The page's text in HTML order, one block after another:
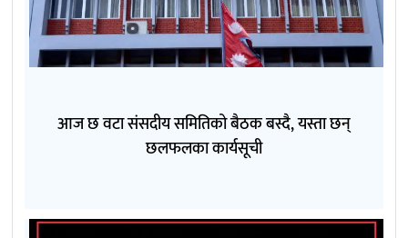
आज छ वटा संसदीय समितिको बैठक बस्दै, यस्ता छन्
छलफलका कार्यसूची